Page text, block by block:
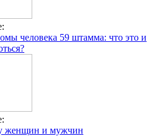
человека 59 штамма: что это и
женщин и мужчин